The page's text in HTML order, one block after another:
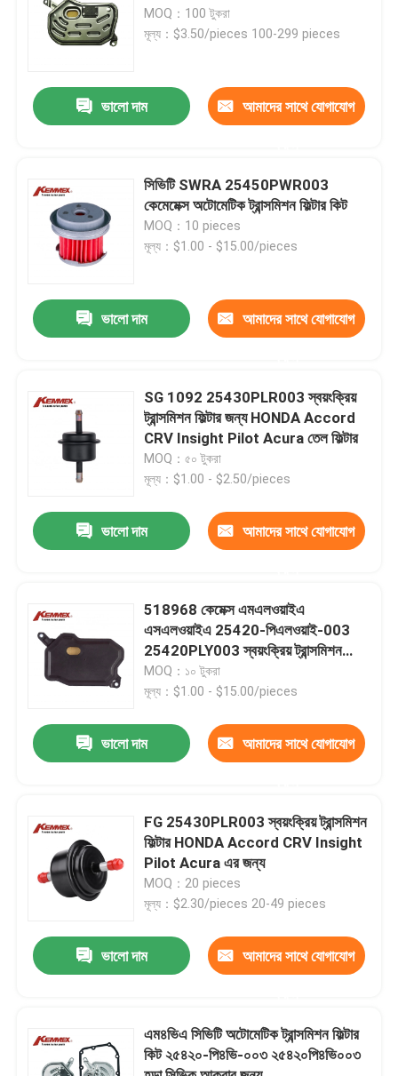
পণ্য
আমাদের সম্পর্কে
কারখানা ভ্রমণ
যোগাযোগ করুন
স্বয়ংক্রিয় ট্রান্সমিশন ফিল্টার
হোন্ডা ট্রান্সমিশন ফ্লুইড ফিল্টার
MOQ：100 টুকরা
মূল্য：$3.50/pieces 100-299 pieces
ভালো দাম আমাদের সাথে যোগাযোগ
সিভিটি SWRA 25450PWR003
কেমেমেক্স অটোমেটিক ট্রান্সমিশন ফিল্টার কিট
MOQ：10 pieces
মূল্য：$1.00 - $15.00/pieces
ভালো দাম আমাদের সাথে যোগাযোগ
SG 1092 25430PLR003 স্বয়ংক্রিয়
ট্রান্সমিশন ফিল্টার জন্য HONDA Accord
CRV Insight Pilot Acura তেল ফিল্টার
MOQ：৫০ টুকরা
মূল্য：$1.00 - $2.50/pieces
ভালো দাম আমাদের সাথে যোগাযোগ
518968 কেমেক্স এমএলওয়াইএ
এসএলওয়াইএ 25420-পিএলওয়াই-003
25420PLY003 স্বয়ংক্রিয় ট্রান্সমিশন
ফিল্টার কিট হন্ডা সিভিক তেল ফিল্টারের জন্য
MOQ：১০ টুকরা
মূল্য：$1.00 - $15.00/pieces
ভালো দাম আমাদের সাথে যোগাযোগ
FG 25430PLR003 স্বয়ংক্রিয় ট্রান্সমিশন
ফিল্টার HONDA Accord CRV Insight
Pilot Acura এর জন্য
MOQ：20 pieces
মূল্য：$2.30/pieces 20-49 pieces
ভালো দাম আমাদের সাথে যোগাযোগ
এম৪ভিএ সিভিটি অটোমেটিক ট্রান্সমিশন ফিল্টার
কিট ২৫৪২০-পি৪ভি-০০৩ ২৫৪২০পি৪ভি০০৩